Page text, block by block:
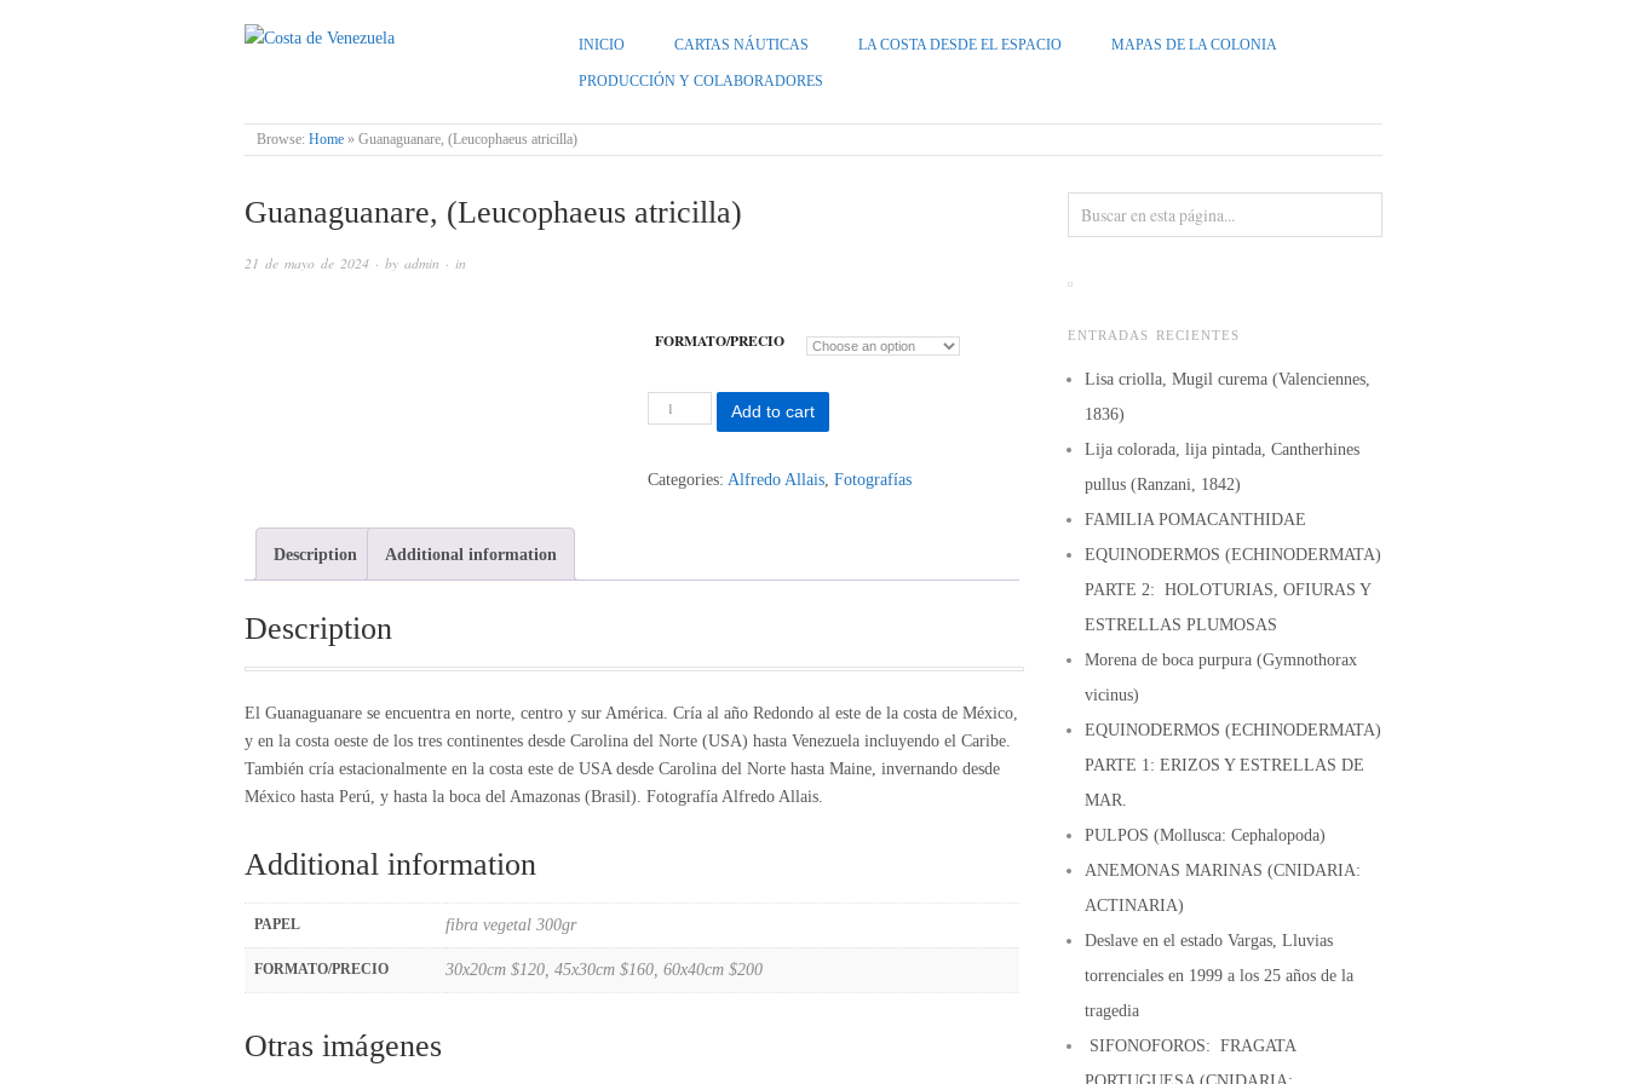
COSTA DE VENEZUELA
INICIO CARTAS NÁUTICAS LA COSTA DESDE EL ESPACIO MAPAS DE LA COLONIA
PRODUCCIÓN Y COLABORADORES
Browse: Home » Guanaguanare, (Leucophaeus atricilla)
Guanaguanare, (Leucophaeus atricilla)
21 de mayo de 2024 · by admin · in
FORMATO/PRECIO
Guanaguanare,
(Leucophaeus
quantity
Add to cart
Categories: Alfredo Allais, Fotografías
Description Additional information
Description
El Guanaguanare se encuentra en norte, centro y sur América. Cría al año Redondo al este de la costa de México,
y en la costa oeste de los tres continentes desde Carolina del Norte (USA) hasta Venezuela incluyendo el Caribe.
También cría estacionalmente en la costa este de USA desde Carolina del Norte hasta Maine, invernando desde
México hasta Perú, y hasta la boca del Amazonas (Brasil). Fotografía Alfredo Allais.
Additional information
PAPEL fibra vegetal 300gr
FORMATO/PRECIO 30x20cm $120, 45x30cm $160, 60x40cm $200
Otras imágenes
ENTRADAS RECIENTES
Lisa criolla, Mugil curema (Valenciennes,
1836)
Lija colorada, lija pintada, Cantherhines
pullus (Ranzani, 1842)
FAMILIA POMACANTHIDAE
EQUINODERMOS (ECHINODERMATA)
PARTE 2: HOLOTURIAS, OFIURAS Y
ESTRELLAS PLUMOSAS
Morena de boca purpura (Gymnothorax
vicinus)
EQUINODERMOS (ECHINODERMATA)
PARTE 1: ERIZOS Y ESTRELLAS DE
MAR.
PULPOS (Mollusca: Cephalopoda)
ANEMONAS MARINAS (CNIDARIA:
ACTINARIA)
Deslave en el estado Vargas, Lluvias
torrenciales en 1999 a los 25 años de la
tragedia
SIFONOFOROS: FRAGATA